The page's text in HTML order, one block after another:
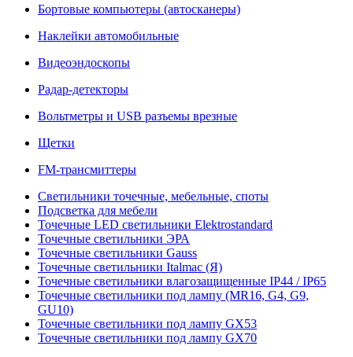
Бортовые компьютеры (автосканеры)
Наклейки автомобильные
Видеоэндоскопы
Радар-детекторы
Вольтметры и USB разъемы врезные
Щетки
FM-трансмиттеры
Светильники точечные, мебельные, споты
Подсветка для мебели
Точечные LED светильники Elektrostandard
Точечные светильники ЭРА
Точечные светильники Gauss
Точечные светильники Italmac (Я)
Точечные светильники влагозащищенные IP44 / IP65
Точечные светильники под лампу (MR16, G4, G9,
GU10)
Точечные светильники под лампу GX53
Точечные светильники под лампу GX70